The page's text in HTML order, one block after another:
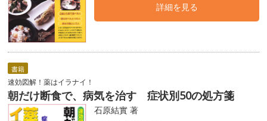
詳細を見る
書籍
速効図解！薬はイラナイ！
朝だけ断食で、病気を治す 症状別50の処方箋
石原結實 著